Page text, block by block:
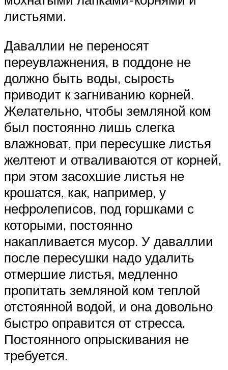
листьями.
Даваллии не переносят
переувлажнения, в поддоне не
должно быть воды, сырость
приводит к загниванию корней.
Желательно, чтобы земляной ком
был постоянно лишь слегка
влажноват, при пересушке листья
желтеют и отваливаются от корней,
при этом засохшие листья не
крошатся, как, например, у
нефролеписов, под горшками с
которыми, постоянно
накапливается мусор. У даваллии
после пересушки надо удалить
отмершие листья, медленно
пропитать земляной ком теплой
отстоянной водой, и она довольно
быстро оправится от стресса.
Постоянного опрыскивания не
требуется.